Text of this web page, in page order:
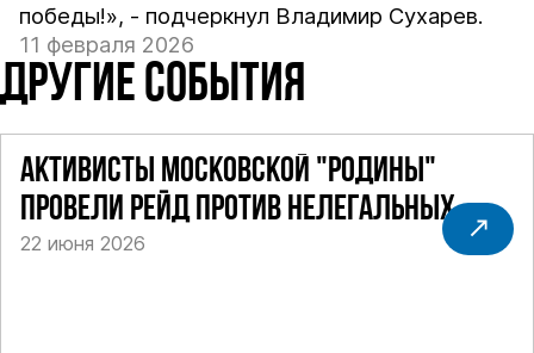
победы!», - подчеркнул Владимир Сухарев.
11 февраля 2026
ДРУГИЕ СОБЫТИЯ
АКТИВИСТЫ МОСКОВСКОЙ "РОДИНЫ"
ПРОВЕЛИ РЕЙД ПРОТИВ НЕЛЕГАЛЬНЫХ
ТАКСИ
22 июня 2026